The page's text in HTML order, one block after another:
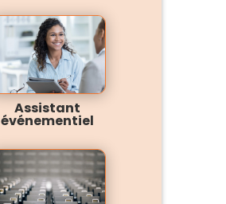
Assistant
événementiel